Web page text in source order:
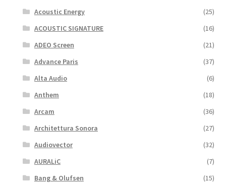
Acoustic Energy
(25)
ACOUSTIC SIGNATURE
(16)
ADEO Screen
(21)
Advance Paris
(37)
Alta Audio
(6)
Anthem
(18)
Arcam
(36)
Architettura Sonora
(27)
Audiovector
(32)
AURALiC
(7)
Bang & Olufsen
(15)